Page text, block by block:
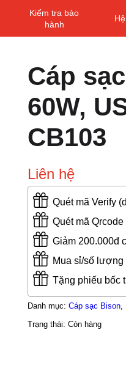
Kiểm tra bảo
hành
Cáp
60W,
CB103
Liên hệ
Quét mã Verify
Quét mã
Giảm 200.000đ
Mua sỉ/số
Tặng phiếu bốc
Danh mục: Cáp sạc Bison,
Trạng thái: Còn hàng